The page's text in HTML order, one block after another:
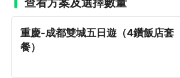
重慶-成都雙城五日遊（4鑽飯店套
餐）